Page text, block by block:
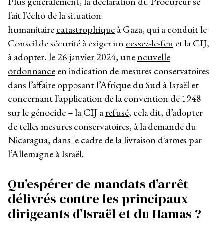
fait l’écho de la situation
humanitairecatastrophiqueà Gaza, qui a conduit le
Conseil de sécurité à exiger un cessez-le-feuet la CIJ,
à adopter, le 26 janvier 2024, unenouvelle
ordonnanceen indication de mesures conservatoires
dans l’affaire opposant l’Afrique du Sud à Israël et
concernant l’application de la convention de 1948
sur le génocide – la CIJ arefusé, cela dit, d’adopter
de telles mesures conservatoires, à la demande du
Nicaragua, dans le cadre de la livraison d’armes par
l’Allemagne à Israël.
Qu’espérer de mandats d’arrêt
délivrés contre les principaux
dirigeants d’Israël et du Hamas ?